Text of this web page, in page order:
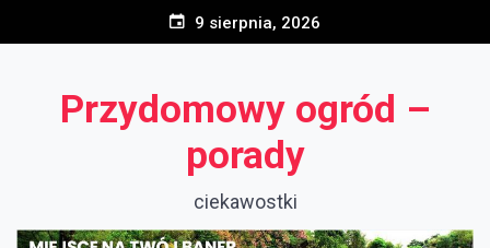
9 sierpnia, 2026
Przydomowy ogród –
porady
ciekawostki